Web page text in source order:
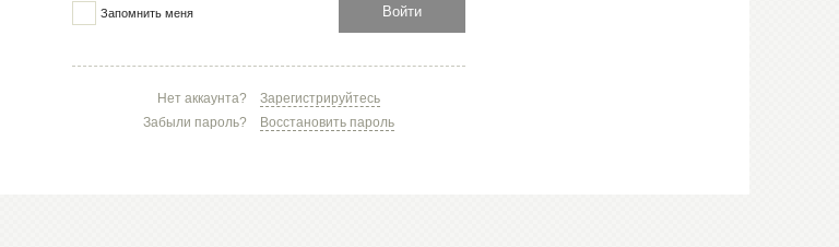
Запомнить меня Войти
Нет аккаунта? Зарегистрируйтесь
Забыли пароль?
Восстановить пароль